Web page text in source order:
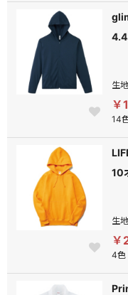
4.4
生
￥
14
10
生
￥
4色